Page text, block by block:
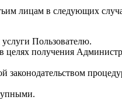
лицам в следующих
Пользователю.
получения
законодательством